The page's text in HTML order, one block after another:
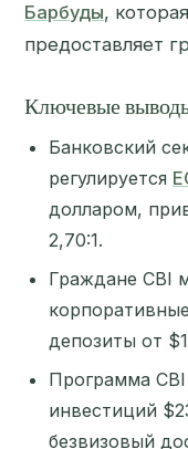
Барбуды,
предоставляет
Ключевые
Банковский
регулируется
долларом,
2,70:1.
Граждане CBI
депозиты от
Программа
инвестиций
безвизовый